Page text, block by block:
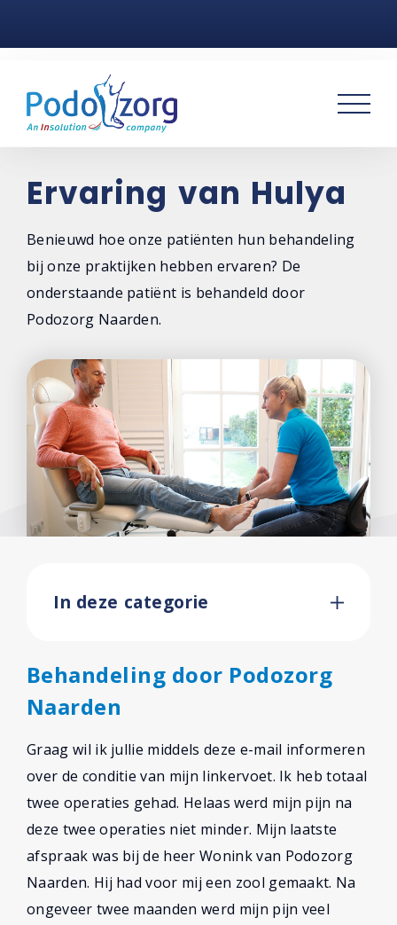
Voetklachten
Podotherapie
Praktijken
Contact
Ervaring van Hulya
Benieuwd hoe onze patiënten hun behandeling
bij onze praktijken hebben ervaren? De
onderstaande patiënt is behandeld door
Podozorg Naarden.
In deze categorie
Behandeling door Podozorg
Naarden
Graag wil ik jullie middels deze e-mail informeren
over de conditie van mijn linkervoet. Ik heb totaal
twee operaties gehad. Helaas werd mijn pijn na
deze twee operaties niet minder. Mijn laatste
afspraak was bij de heer Wonink van Podozorg
Naarden. Hij had voor mij een zool gemaakt. Na
ongeveer twee maanden werd mijn pijn veel